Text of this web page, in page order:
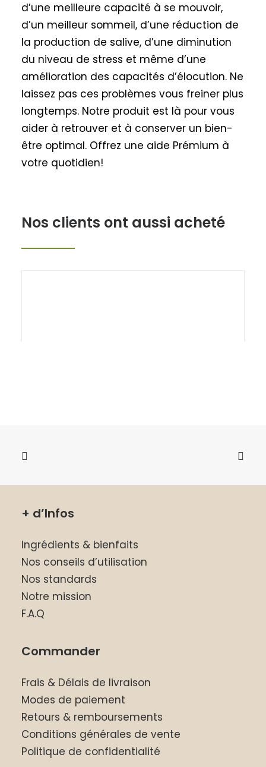
d’une meilleure capacité à se mouvoir,
d’un meilleur sommeil, d’une réduction de
la production de salive, d’une diminution
du niveau de stress et même d’une
amélioration des capacités d’élocution. Ne
laissez pas ces problèmes vous freiner plus
longtemps. Notre produit est là pour vous
aider à retrouver et à conserver un bien-
être optimal. Offrez une aide Prémium à
votre quotidien!
Nos clients ont aussi acheté
Pack ATREMORINE® – 2 boites
AJOUTER AU PANIER
+ d’Infos
Ingrédients & bienfaits
Nos conseils d’utilisation
Nos standards
Notre mission
F.A.Q
Commander
Frais & Délais de livraison
Modes de paiement
Retours & remboursements
Conditions générales de vente
Politique de confidentialité